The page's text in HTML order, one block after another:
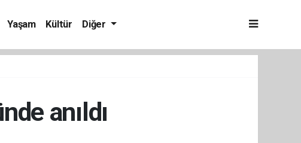
Yaşam Kültür Diğer
anıldı